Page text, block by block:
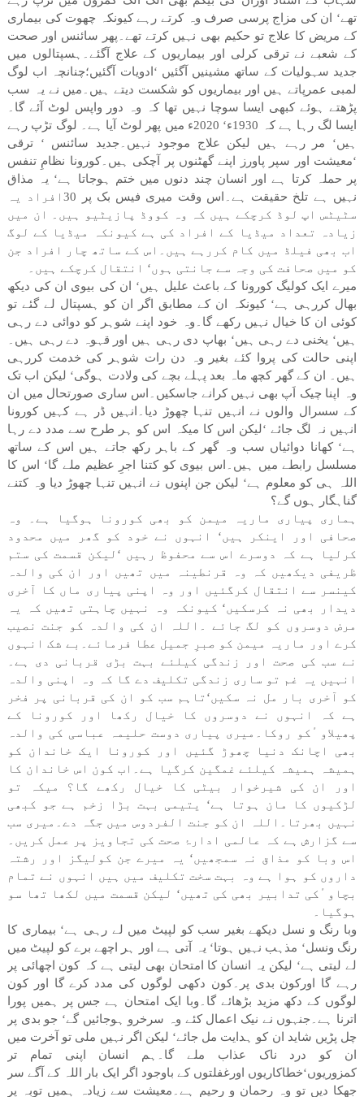
تھے‘ ان کی مزاج پرسی صرف وہ کرتے رہے کیونکہ چھوت کی بیماری
کے مریض کا علاج تو حکیم بھی نہیں کرتے تھے۔پھر سائنس اور صحت
کے شعبے نے ترقی کرلی اور بیماریوں کے علاج آگئے۔ہسپتالوں میں
جدید سہولیات کے ساتھ مشینیں آگئیں ‘ادویات آگئیں؛چنانچہ اب لوگ
لمبی عمرپاتے ہیں اور بیماریوں کو شکست دیتے ہیں۔میں نے یہ سب
پڑھتے ہوئے کبھی ایسا سوچا نہیں تھا کہ وہ دور واپس لوٹ آئے گا۔
ایسا لگ رہا ہے کہ 1930ء‘ 2020ء میں پھر لوٹ آیا ہے۔ لوگ تڑپ رہے
ہیں‘ مر رہے ہیں لیکن علاج موجود نہیں۔جدید سائنس ‘ ترقی
‘معیشت اور سپر پاورز اپنے گھٹنوں پر آچکی ہیں۔کورونا نظامِ تنفس
پر حملہ کرتا ہے اور انسان چند دنوں میں ختم ہوجاتا ہے‘ یہ مذاق
نہیں ہے تلخ حقیقت ہے۔اس وقت میری فیس بک پر 30افراد یہ
سٹیٹس اپ لوڈ کرچکے ہیں کہ وہ کووڈ پازیٹیو ہیں۔ ان میں
زیادہ تعداد میڈیا کے افراد کی ہے کیونکہ میڈیا کے لوگ
اب بھی فیلڈ میں کام کررہے ہیں۔اس کے ساتھ چار افراد جن
کو میں صحافت کی وجہ سے جانتی ہوں‘ انتقال کرچکے ہیں۔
میرے ایک کولیگ کورونا کے باعث علیل ہیں‘ ان کی بیوی ان کی دیکھ
بھال کررہی ہے‘ کیونکہ ان کے مطابق اگر ان کو ہسپتال لے گئے تو
کوئی ان کا خیال نہیں رکھے گا۔وہ خود اپنے شوہر کو دوائی دے رہی
ہیں‘ یخنی دے رہی ہیں‘ بھاپ دی رہی ہیں اور قہوہ دے رہی ہیں۔
اپنی حالت کی پروا کئے بغیر وہ دن رات شوہر کی خدمت کررہی
ہیں۔ ان کے گھر کچھ ماہ بعد پہلے بچے کی ولادت ہوگی‘ لیکن اب تک
وہ اپنا چیک اَپ بھی نہیں کرانے جاسکیں۔اس ساری صورتحال میں ان
کے سسرال والوں نے انہیں تنہا چھوڑ دیا۔انہیں ڈر ہے کہیں کورونا
انہیں نہ لگ جائے ‘لیکن اس کا میکہ اس کو ہر طرح سے مدد دے رہا
ہے‘ کھانا دوائیاں سب وہ گھر کے باہر رکھ جاتے ہیں اس کے ساتھ
مسلسل رابطے میں ہیں۔اس بیوی کو کتنا اجرِ عظیم ملے گا‘ اس کا
اللہ ہی کو معلوم ہے‘ لیکن جن اپنوں نے انہیں تنہا چھوڑ دیا وہ کتنے
گناہگار ہوں گے؟
ہماری پیاری ماریہ میمن کو بھی کورونا ہوگیا ہے۔ وہ
صحافی اور اینکر ہیں‘ انہوں نے خود کو گھر میں محدود
کرلیا ہے کہ دوسرے اس سے محفوظ رہیں ‘لیکن قسمت کی ستم
ظریفی دیکھیں کہ وہ قرنطینہ میں تھیں اور ان کی والدہ
کینسر سے انتقال کرگئیں اور وہ اپنی پیاری ماں کا آخری
دیدار بھی نہ کرسکیں‘ کیونکہ وہ نہیں چاہتی تھیں کہ یہ
مرض دوسروں کو لگ جائے ۔اللہ ان کی والدہ کو جنت نصیب
کرے اور ماریہ میمن کو صبرِ جمیل عطا فرمائے۔بے شک انہوں
نے سب کی صحت اور زندگی کیلئے بہت بڑی قربانی دی ہے۔
انہیں یہ غم تو ساری زندگی تکلیف دے گا کہ وہ اپنی والدہ
کو آخری بار مل نہ سکیں‘تاہم سب کو ان کی قربانی پر فخر
ہے کہ انہوں نے دوسروں کا خیال رکھا اور کورونا کے
پھیلاو ٔکو روکا۔میری پیاری دوست حلیمہ عباسی کی والدہ
بھی اچانک دنیا چھوڑ گئیں اور کورونا ایک خاندان کو
ہمیشہ ہمیشہ کیلئے غمگین کرگیا ہے۔اب کون اس خاندان کا
اور ان کی شیرخوار بیٹی کا خیال رکھے گا؟ میکہ تو
لڑکیوں کا مان ہوتا ہے‘ یتیمی بہت بڑا زخم ہے جو کبھی
نہیں بھرتا۔اللہ ان کو جنت الفردوس میں جگہ دے۔میری سب
سے گزارش ہے کہ عالمی ادارۂ صحت کی تجاویز پر عمل کریں۔
اس وبا کو مذاق نہ سمجھیں‘ یہ میرے جن کولیگز اور رشتہ
داروں کو ہوا ہے وہ بہت سخت تکلیف میں ہیں انہوں نے تمام
بچاو ٔکی تدابیر بھی کی تھیں‘ لیکن قسمت میں لکھا تھا سو
ہوگیا۔
وبا رنگ و نسل دیکھے بغیر سب کو لپیٹ میں لے رہی ہے‘ بیماری کا
رنگ ونسل‘ مذہب نہیں ہوتا‘ یہ آتی ہے اور ہر اچھے برے کو لپیٹ میں
لے لیتی ہے‘ لیکن یہ انسان کا امتحان بھی لیتی ہے کہ کون اچھائی پر
رہے گا اورکون بدی پر۔کون دکھی لوگوں کی مدد کرے گا اور کون
لوگوں کے دکھ مزید بڑھائے گا۔وبا ایک امتحان ہے جس پر ہمیں پورا
اترنا ہے۔جنہوں نے نیک اعمال کئے وہ سرخرو ہوجائیں گے‘ جو بدی پر
چل پڑیں شاید ان کو ہدایت مل جائے‘ لیکن اگر نہیں ملی تو آخرت میں
ان کو درد ناک عذاب ملے گا۔ہم انسان اپنی تمام تر
کمزوریوں‘خطاکاریوں اورغفلتوں کے باوجود اگر ایک بار اللہ کے آگے سر
جھکا دیں تو وہ رحمان و رحیم ہے۔معیشت سے زیادہ ہمیں توبہ پر